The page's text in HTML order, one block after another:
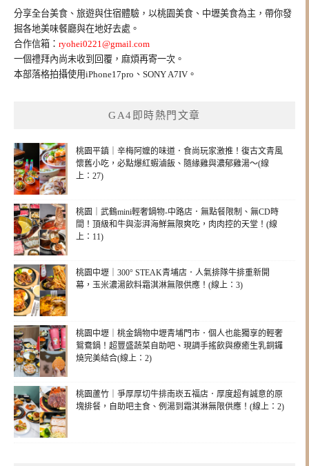
鍵
字:
分享全台美食、旅遊與住宿體驗，以桃園美食、中壢美食為主，帶你發
掘各地美味餐廳與在地好去處。
合作信箱： ryohei0221@gmail.com
一個禮拜內尚未收到回覆，麻煩再寄一次。
本部落格拍攝使用iPhone17pro、SONY A7IV。
GA4即時熱門文章
桃園平鎮｜辛梅阿嬤的味道．食尚玩家激推！復古文青風
懷舊小吃，必點爆紅蝦滷飯、隨緣雞與濃郁雞湯～(線
上：27)
桃園｜武鶴mini輕奢鍋物-中路店．無點餐限制、無CD時
間！頂級和牛與澎湃海鮮無限爽吃，肉肉控的天堂！(線
上：11)
桃園中壢｜300° STEAK青埔店．人氣排隊牛排重新開
幕，玉米濃湯飲料霜淇淋無限供應！(線上：3)
桃園中壢｜桃金鍋物中壢青埔門市．個人也能獨享的輕奢
鴛鴦鍋！超豐盛蔬菜自助吧、現調手搖飲與療癒生乳銅鑼
燒完美結合(線上：2)
桃園蘆竹｜爭厚厚切牛排南崁五福店．厚度超有誠意的原
塊排餐，自助吧主食、例湯到霜淇淋無限供應！(線上：2)